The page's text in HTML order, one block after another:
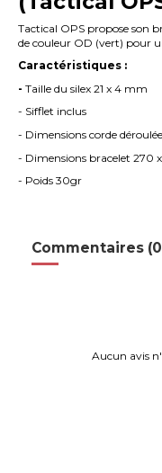
Tactical OPS propose son
de couleur OD (vert) pour
Caractéristiques :
-Taille du silex 21 x 4 mm
- Sifflet inclus
- Dimensions corde
- Dimensions bracelet 270
- Poids 30gr
Commentaires
Aucun avis